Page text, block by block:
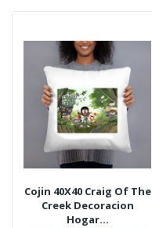
Cojin 40X40 Craig Of The
Creek Decoracion
Hogar...